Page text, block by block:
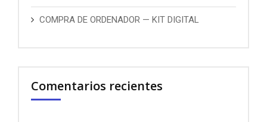
COMPRA DE ORDENADOR — KIT DIGITAL
Comentarios recientes